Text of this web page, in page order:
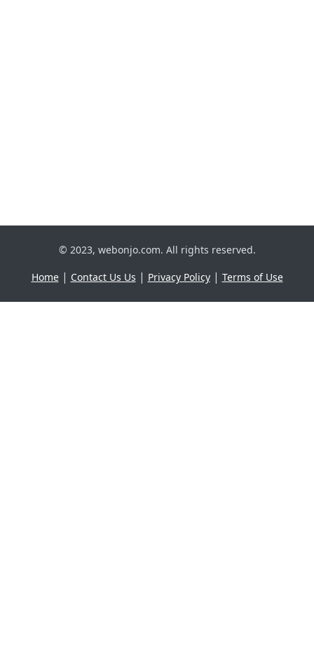
© 2023, webonjo.com. All rights reserved.
Home| Contact Us Us | Privacy Policy| Terms of Use